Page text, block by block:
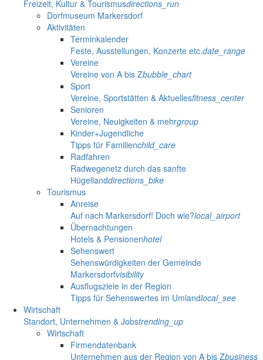
Freizeit, Kultur & Tourismusdirections_run
Dorfmuseum Markersdorf
Aktivitäten
Terminkalender
Feste, Ausstellungen, Konzerte etc.date_range
Vereine
Vereine von A bis Zbubble_chart
Sport
Vereine, Sportstätten & Aktuellesfitness_center
Senioren
Vereine, Neuigkeiten & mehrgroup
Kinder+Jugendliche
Tipps für Familienchild_care
Radfahren
Radwegenetz durch das sanfte
Hügellanddirections_bike
Tourismus
Anreise
Auf nach Markersdorf! Doch wie?local_airport
Übernachtungen
Hotels & Pensionenhotel
Sehenswert
Sehenswürdigkeiten der Gemeinde
Markersdorfvisibility
Ausflugsziele in der Region
Tipps für Sehenswertes im Umlandlocal_see
Wirtschaft
Standort, Unternehmen & Jobstrending_up
Wirtschaft
Firmendatenbank
Unternehmen aus der Region von A bis Zbusiness